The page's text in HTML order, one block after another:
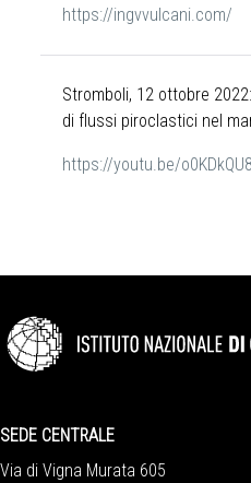
https://ingvvulcani.com/
Stromboli, 12 ottobre
di flussi piroclastici nel
https://youtu.be/
SEDE CENTRALE
Via di Vigna Murata 605